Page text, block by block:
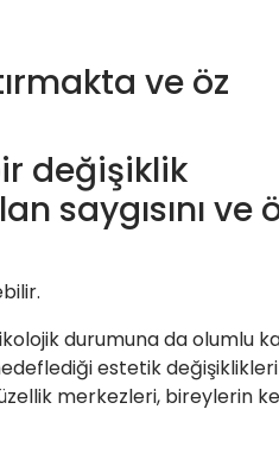
ve öz
değişiklik
saygısını ve
durumuna da olumlu
estetik
merkezleri, bireylerin